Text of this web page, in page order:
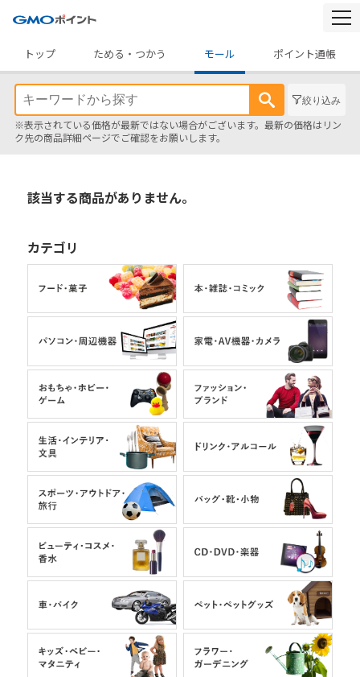
トップ
ためる・つかう モール ポイント通帳
絞り込み
※表示されている価格が最新ではない場合がございます。最新の価格はリン
ク先の商品詳細ページでご確認をお願いします。
該当する商品がありません。
カテゴリ